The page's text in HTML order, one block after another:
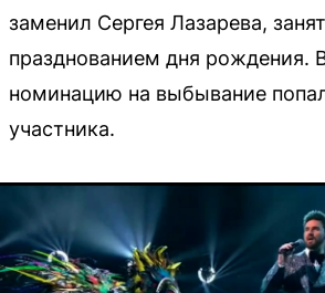
заменил Сергея Лазарева,
празднованием дня рождения.
номинацию на выбывание
участника.